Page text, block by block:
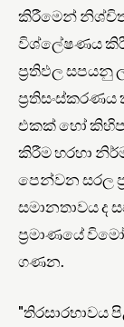
කිරීමෙන්
විශ්ලේෂණය
ප්‍රතිඵල සපයනු
එකක් හෝ
කිරීම හරහා
පෙන්වන සරල
සමානතාවය ද
ප්‍රමාණයේ
ගණන.
"තිරසාරභාවය